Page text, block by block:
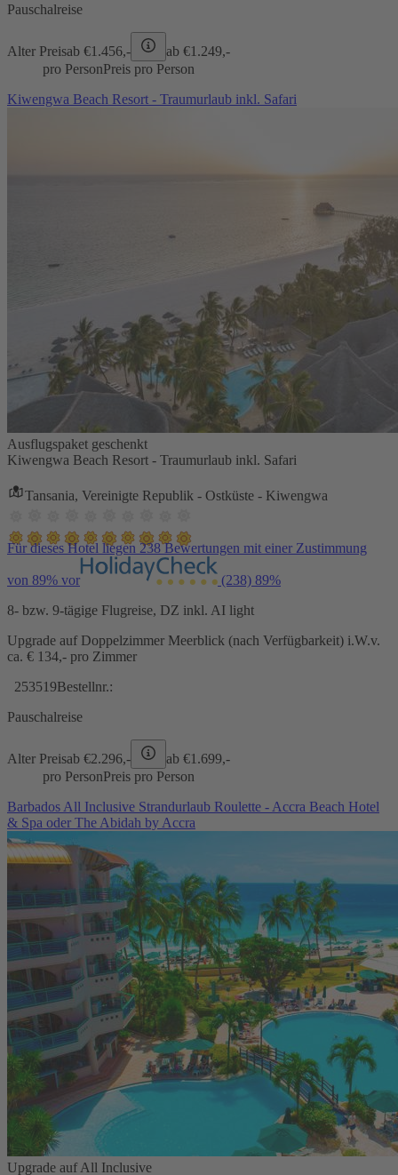
Pauschalreise
Alter Preisab €1.456,- ab €1.249,-
pro PersonPreis pro Person
Kiwengwa Beach Resort - Traumurlaub inkl. Safari
Ausflugspaket geschenkt
Kiwengwa Beach Resort - Traumurlaub inkl. Safari
Tansania, Vereinigte Republik - Ostküste - Kiwengwa
Für dieses Hotel liegen 238 Bewertungen mit einer Zustimmung
von 89% vor (238) 89%
8- bzw. 9-tägige Flugreise, DZ inkl. AI light
Upgrade auf Doppelzimmer Meerblick (nach Verfügbarkeit) i.W.v.
ca. € 134,- pro Zimmer
253519Bestellnr.:
Pauschalreise
Alter Preisab €2.296,- ab €1.699,-
pro PersonPreis pro Person
Barbados All Inclusive Strandurlaub Roulette - Accra Beach Hotel
& Spa oder The Abidah by Accra
Upgrade auf All Inclusive